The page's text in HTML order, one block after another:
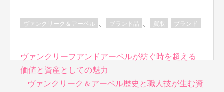
ヴァンクリーク＆アーペル ブランド品 買取 ブランド
投
稿
ナ
ヴァンクリーフアンドアーペルが紡ぐ時を超える
価値と資産としての魅力
ヴァンクリーク＆アーペル歴史と職人技が生む資